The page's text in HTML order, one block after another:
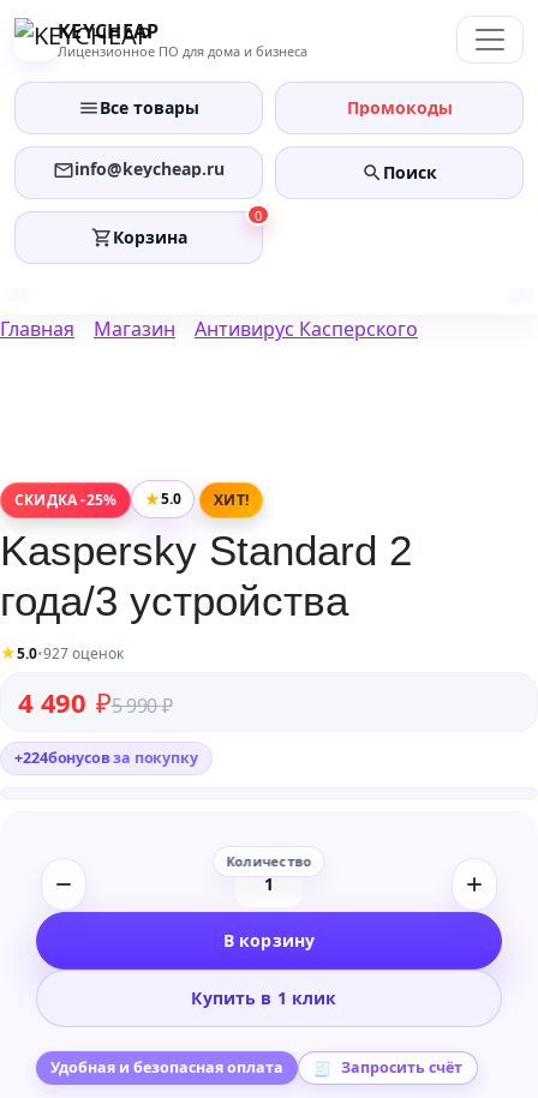
Перейти
KEYCHEAP
Лицензионное ПО для дома и бизнеса
Все товары Промокоды
info@keycheap.ru Поиск
0
Корзина
Главная Магазин Антивирус Касперского
СКИДКА -25% ★5.0 ХИТ!
Kaspersky Standard 2
года/3 устройства
★5.0•927 оценок
5 990₽
Первоначальная цена составляла 5 990 ₽.
4 490 ₽
Текущая цена: 4 490 ₽.
+224бонусовза покупку
Количество
Kaspersky
2
устройства
В корзину
Купить в 1 клик
Удобная и безопасная оплата Запросить счёт